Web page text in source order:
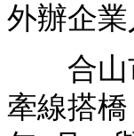
外辦企
合山市
牽線搭